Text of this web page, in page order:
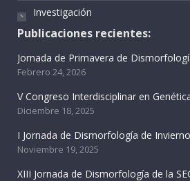
Investigación
Publicaciones recientes:
Jornada de Primavera de
Febrero 24, 2026
V Congreso Interdisciplinar en
Diciembre 18, 2025
I Jornada de Dismorfología de
Noviembre 19, 2025
XIII Jornada de Dismorfología de la